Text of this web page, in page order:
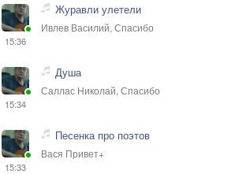
15:36
Журавли улетели
Ивлев Василий, Спасибо
15:34
Душа
Саллас Николай, Спасибо
15:33
Песенка про поэтов
Вася Привет+